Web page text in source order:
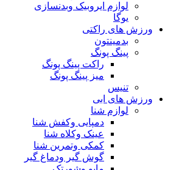
لوازم ایروبیک وبدنسازی
یوگا
ورزش های راکتی
بدمینتون
پینگ پونگ
راکت پینگ پونگ
میز پینگ پونگ
تنیس
ورزش های ابی
لوازم شنا
دمپایی وکفش شنا
عینک وکلاه شنا
کمکی وتمرین شنا
گوش گیر ودماغ گیر